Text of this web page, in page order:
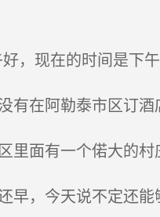
，现在的时间是下
在阿勒泰市区订酒
面有一个偌大的村
早，今天说不定还能